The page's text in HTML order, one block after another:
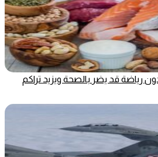
رياضة قد يضر بالصحة ويزيد تراكم